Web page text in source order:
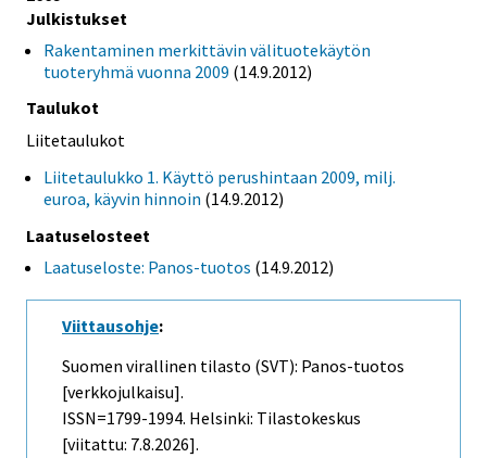
Julkistukset
Rakentaminen merkittävin välituotekäytön
tuoteryhmä vuonna 2009 (14.9.2012)
Taulukot
Liitetaulukot
Liitetaulukko 1. Käyttö perushintaan 2009, milj.
euroa, käyvin hinnoin (14.9.2012)
Laatuselosteet
Laatuseloste: Panos-tuotos (14.9.2012)
Viittausohje:
Suomen virallinen tilasto (SVT): Panos-tuotos
[verkkojulkaisu].
ISSN=1799-1994. Helsinki: Tilastokeskus
[viitattu: 7.8.2026].